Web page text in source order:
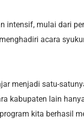
intensif, mulai dari
acara
menjadi satu-
kabupaten lain
kita berhasil